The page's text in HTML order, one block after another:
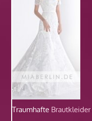
Traumhafte Brautkleider